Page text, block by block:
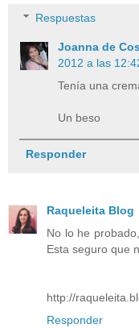
Respuestas
Joanna de
2012 a las
Tenía una
Un beso
Responder
Raqueleita Blog
No lo he
Esta seguro que
http://
Responder